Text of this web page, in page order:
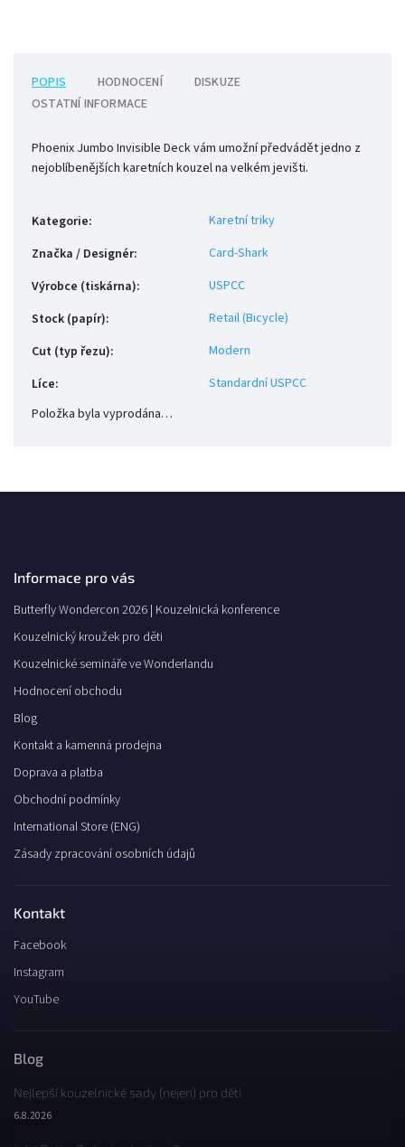
POPIS HODNOCENÍ
DISKUZE
OSTATNÍ INFORMACE
Phoenix Jumbo Invisible Deck vám umožní předvádět jedno z
nejoblíbenějších karetních kouzel na velkém jevišti.
Kategorie:
Karetní triky
Značka / Designér:
Card-Shark
Výrobce (tiskárna):
USPCC
Stock (papír):
Retail (Bicycle)
Cut (typ řezu):
Modern
Líce:
Standardní USPCC
Položka byla vyprodána…
Informace pro vás
Butterfly Wondercon 2026 | Kouzelnická konference
Kouzelnický kroužek pro děti
Kouzelnické semináře ve Wonderlandu
Hodnocení obchodu
Blog
Kontakt a kamenná prodejna
Doprava a platba
Obchodní podmínky
International Store (ENG)
Zásady zpracování osobních údajů
Kontakt
Facebook
Instagram
YouTube
Blog
Nejlepší kouzelnické sady (nejen) pro děti
6.8.2026